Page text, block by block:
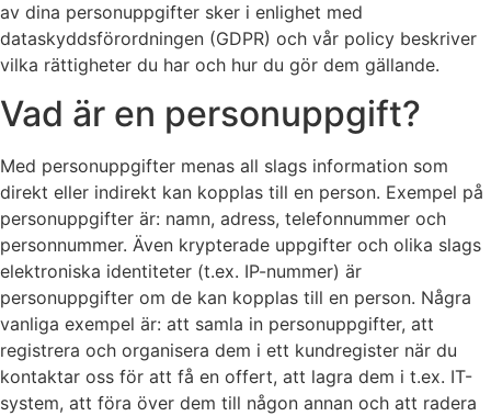
av dina personuppgifter sker i enlighet med
dataskyddsförordningen (GDPR) och vår policy beskriver
vilka rättigheter du har och hur du gör dem gällande.
Vad är en personuppgift?
Med personuppgifter menas all slags information som
direkt eller indirekt kan kopplas till en person. Exempel på
personuppgifter är: namn, adress, telefonnummer och
personnummer. Även krypterade uppgifter och olika slags
elektroniska identiteter (t.ex. IP-nummer) är
personuppgifter om de kan kopplas till en person. Några
vanliga exempel är: att samla in personuppgifter, att
registrera och organisera dem i ett kundregister när du
kontaktar oss för att få en offert, att lagra dem i t.ex. IT-
system, att föra över dem till någon annan och att radera